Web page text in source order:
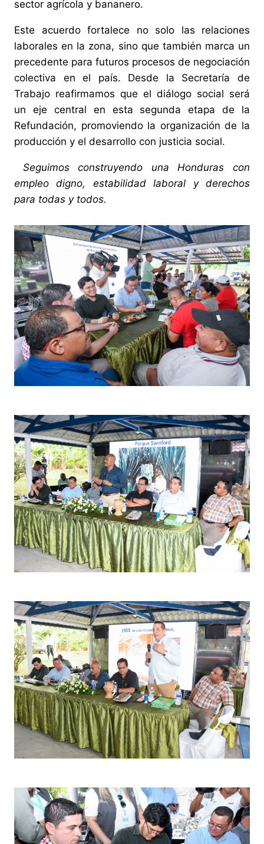
sector agrícola y bananero.
Este acuerdo fortalece no solo las relaciones
laborales en la zona, sino que también marca un
precedente para futuros procesos de negociación
colectiva en el país. Desde la Secretaría de
Trabajo reafirmamos que el diálogo social será
un eje central en esta segunda etapa de la
Refundación, promoviendo la organización de la
producción y el desarrollo con justicia social.
Seguimos construyendo una Honduras con
empleo digno, estabilidad laboral y derechos
para todas y todos.